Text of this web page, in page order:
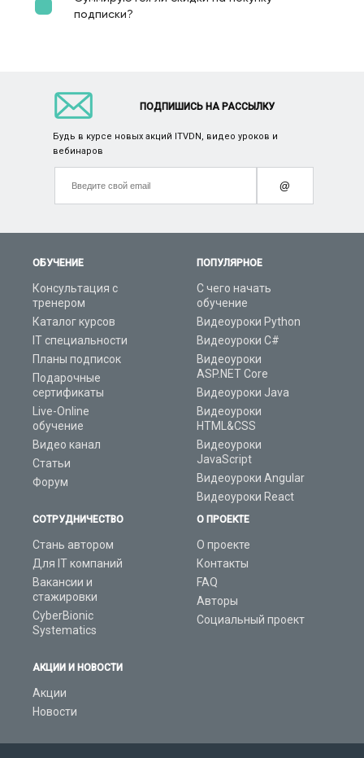
подписки?
ОБУЧЕНИЕ
Консультация с
тренером
Каталог курсов
IT специальности
Планы подписок
Подарочные
сертификаты
Live-Online
обучение
Видео канал
Статьи
Форум
ПОПУЛЯРНОЕ
С чего начать
обучение
Видеоуроки Python
Видеоуроки C#
Видеоуроки
ASP.NET Core
Видеоуроки Java
Видеоуроки
HTML&CSS
Видеоуроки
JavaScript
Видеоуроки Angular
Видеоуроки React
СОТРУДНИЧЕСТВО
Стань автором
Для IT компаний
Вакансии и
стажировки
CyberBionic
Systematics
АКЦИИ И НОВОСТИ
Акции
Новости
О ПРОЕКТЕ
О проекте
Контакты
FAQ
Авторы
Социальный проект
ПОДПИШИСЬ НА РАССЫЛКУ
Будь в курсе новых акций ITVDN, видео уроков и
вебинаров
@